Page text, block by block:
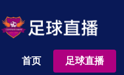
首页 足球直播